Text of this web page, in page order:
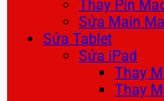
Thay Pin
Sửa Main
Sửa Tablet
Sửa iPad
Thay
Thay